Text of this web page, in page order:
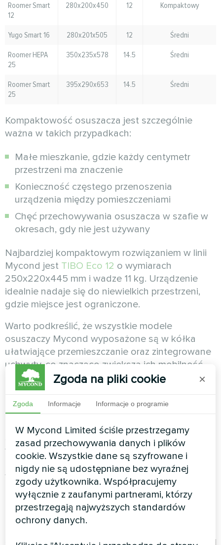
Roomer Smart
12
280x200x450 12 Kompaktowy
Yugo Smart 16 280x201x505 12
Średni
Roomer HEPA
25
350x235x578 14.5 Średni
Roomer Smart
25
395x290x653 14.5 Średni
Kompaktowość osuszacza jest szczególnie
ważna w takich przypadkach:
Małe mieszkanie, gdzie każdy centymetr
przestrzeni ma znaczenie
Konieczność częstego przenoszenia
urządzenia między pomieszczeniami
Chęć przechowywania osuszacza w szafie w
okresach, gdy nie jest używany
Najbardziej kompaktowym rozwiązaniem w linii
Mycond jest TIBO Eco 12 o wymiarach
250x220x445 mm i wadze 11 kg. Urządzenie
idealnie nadaje się do niewielkich przestrzeni,
gdzie miejsce jest ograniczone.
Warto podkreślić, że wszystkie modele
osuszaczy Mycond wyposażone są w kółka
ułatwiające przemieszczanie oraz zintegrowane
uchwyty, co znacząco zwiększa ich mobilność.
Pozwala to bez wysiłku przenosić urządzenie z
pomieszczenia do pomieszczenia lub odstawić
na przechowanie, gdy nie jest potrzebne.
Bardziej wydajne modele, takie jak Roomer
Smart 25 i Roomer HEPA 25, naturalnie mają
większe wymiary ze względu na konieczność
pomieszczenia mocniejszych kompresorów i
większych zbiorników na wodę. Mimo to
zaprojektowano je ergonomicznie, aby nie
zajmowały zbyt dużo miejsca w porównaniu z
urządzeniami o podobnej mocy.
Zgoda na pliki cookie ×
Zgoda Informacje Informacje o programie
W Mycond Limited ściśle przestrzegamy
zasad przechowywania danych i plików
cookie. Wszystkie dane są szyfrowane i
nigdy nie są udostępniane bez wyraźnej
zgody użytkownika. Współpracujemy
wyłącznie z zaufanymi partnerami, którzy
przestrzegają najwyższych standardów
ochrony danych.